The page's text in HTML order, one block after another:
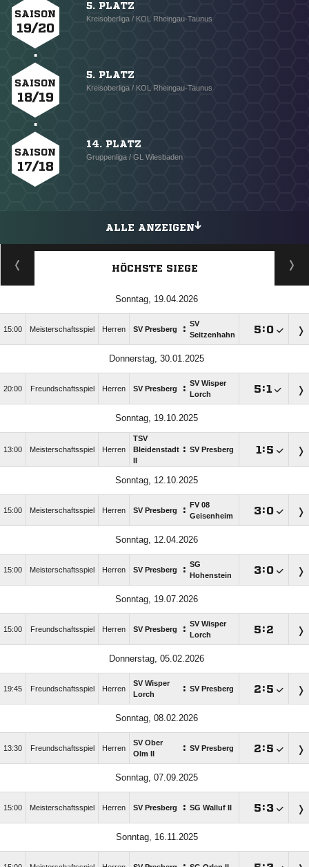
SAISON
19/20
5. PLATZ
Kreisoberliga / KOL Rheingau-Taunus
SAISON
18/19
5. PLATZ
Kreisoberliga / KOL Rheingau-Taunus
SAISON
17/18
14. PLATZ
Gruppenliga / GL Wiesbaden
ALLE ANZEIGEN
HÖCHSTE SIEGE
Sonntag, 19.04.2026
15:00 Meisterschaftsspiel Herren SV Presberg : SV
Seitzenhahn
:
Donnerstag, 30.01.2025
20:00 Freundschaftsspiel Herren SV Presberg : SV Wisper
Lorch
:
Sonntag, 19.10.2025
13:00 Meisterschaftsspiel Herren
TSV
Bleidenstadt : SV Presberg :
Sonntag, 12.10.2025
15:00 Meisterschaftsspiel Herren SV Presberg :
FV 08
Geisenheim
:
Sonntag, 12.04.2026
15:00 Meisterschaftsspiel Herren SV Presberg : SG
Hohenstein
:
Sonntag, 19.07.2026
15:00 Freundschaftsspiel Herren SV Presberg : SV Wisper
Lorch
:
Donnerstag, 05.02.2026
19:45 Freundschaftsspiel Herren
SV Wisper
Lorch
: SV Presberg :
Sonntag, 08.02.2026
13:30 Freundschaftsspiel Herren
SV Ober
Olm II
: SV Presberg :
Sonntag, 07.09.2025
15:00 Meisterschaftsspiel Herren SV Presberg : SG Walluf II :
Sonntag, 16.11.2025